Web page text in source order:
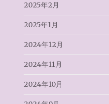
2025年2月
2025年1月
2024年12月
2024年11月
2024年10月